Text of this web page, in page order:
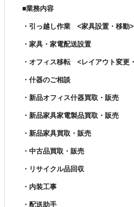
■業務内容
・引っ越し作業 <家具設置・移動>
・家具・家電配送設置
・オフィス移転 <レイアウト変更
・什器のご相談
・新品オフィス什器買取・販売
・新品家具家電製品買取・販売
・新品家具買取・販売
・中古品買取・販売
・リサイクル品回収
・内装工事
・配送助手